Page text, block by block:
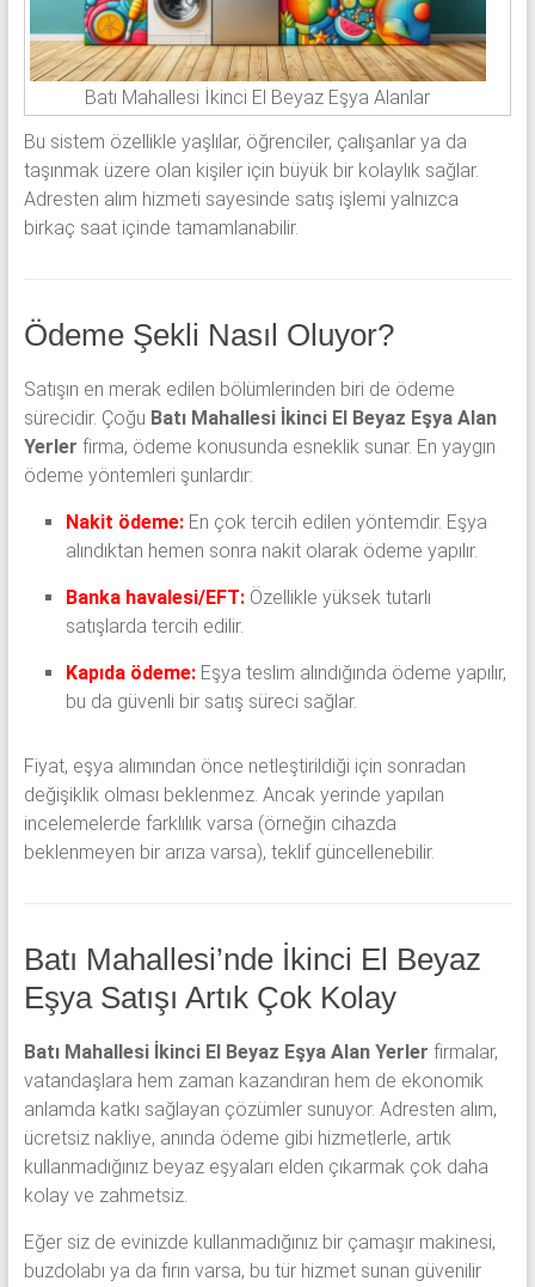
Batı Mahallesi İkinci El Beyaz Eşya Alanlar
Bu sistem özellikle yaşlılar, öğrenciler, çalışanlar ya da
taşınmak üzere olan kişiler için büyük bir kolaylık sağlar.
Adresten alım hizmeti sayesinde satış işlemi yalnızca
birkaç saat içinde tamamlanabilir.
Ödeme Şekli Nasıl Oluyor?
Satışın en merak edilen bölümlerinden biri de ödeme
sürecidir. Çoğu Batı Mahallesi İkinci El Beyaz Eşya Alan
Yerler firma, ödeme konusunda esneklik sunar. En yaygın
ödeme yöntemleri şunlardır:
Nakit ödeme:En çok tercih edilen yöntemdir. Eşya
alındıktan hemen sonra nakit olarak ödeme yapılır.
Banka havalesi/EFT:Özellikle yüksek tutarlı
satışlarda tercih edilir.
Kapıda ödeme:Eşya teslim alındığında ödeme yapılır,
bu da güvenli bir satış süreci sağlar.
Fiyat, eşya alımından önce netleştirildiği için sonradan
değişiklik olması beklenmez. Ancak yerinde yapılan
incelemelerde farklılık varsa (örneğin cihazda
beklenmeyen bir arıza varsa), teklif güncellenebilir.
Batı Mahallesi’nde İkinci El Beyaz
Eşya Satışı Artık Çok Kolay
Batı Mahallesi İkinci El Beyaz Eşya Alan Yerler firmalar,
vatandaşlara hem zaman kazandıran hem de ekonomik
anlamda katkı sağlayan çözümler sunuyor. Adresten alım,
ücretsiz nakliye, anında ödeme gibi hizmetlerle, artık
kullanmadığınız beyaz eşyaları elden çıkarmak çok daha
kolay ve zahmetsiz.
Eğer siz de evinizde kullanmadığınız bir çamaşır makinesi,
buzdolabı ya da fırın varsa, bu tür hizmet sunan güvenilir